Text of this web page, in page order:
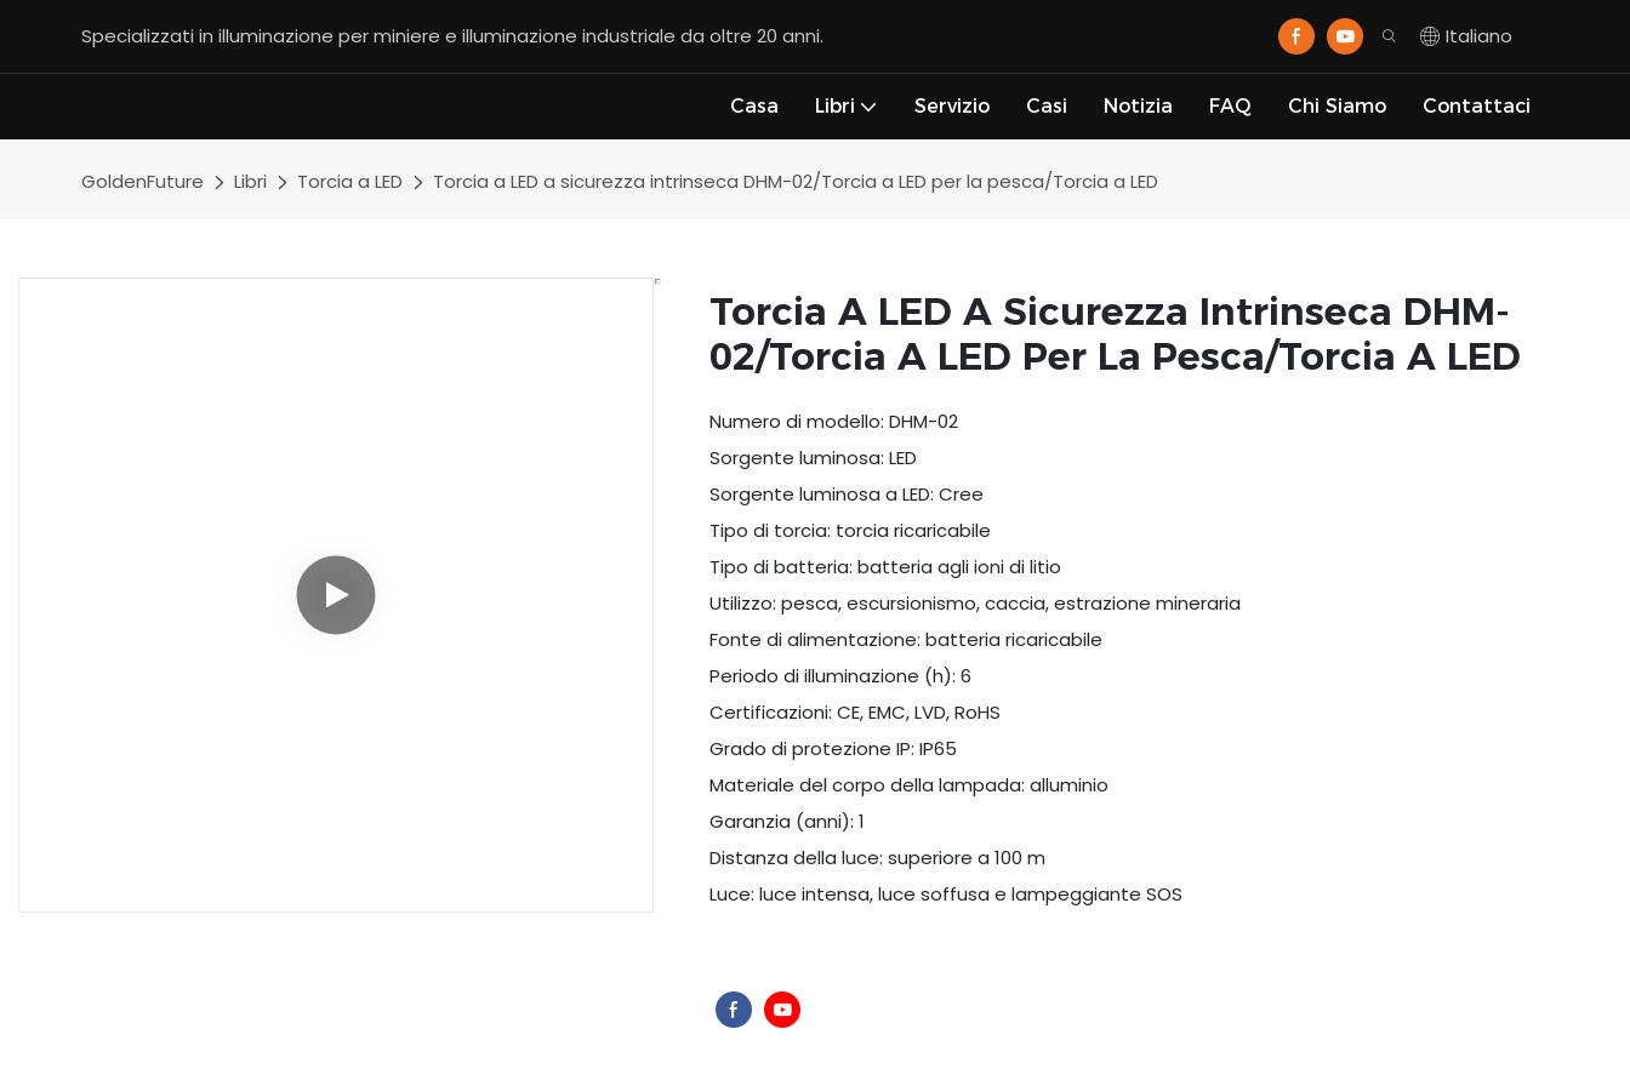
Specializzati in illuminazione per miniere e illuminazione industriale da oltre 20 anni. Italiano
Casa Libri Servizio Casi Notizia FAQ Chi Siamo Contattaci
GoldenFuture Libri Torcia a LED Torcia a LED a sicurezza intrinseca DHM-02/Torcia a LED per la pesca/Torcia a LED
Torcia A LED A Sicurezza Intrinseca DHM-
02/Torcia A LED Per La Pesca/Torcia A LED
Numero di modello: DHM-02
Sorgente luminosa: LED
Sorgente luminosa a LED: Cree
Tipo di torcia: torcia ricaricabile
Tipo di batteria: batteria agli ioni di litio
Utilizzo: pesca, escursionismo, caccia, estrazione mineraria
Fonte di alimentazione: batteria ricaricabile
Periodo di illuminazione (h): 6
Certificazioni: CE, EMC, LVD, RoHS
Grado di protezione IP: IP65
Materiale del corpo della lampada: alluminio
Garanzia (anni): 1
Distanza della luce: superiore a 100 m
Luce: luce intensa, luce soffusa e lampeggiante SOS